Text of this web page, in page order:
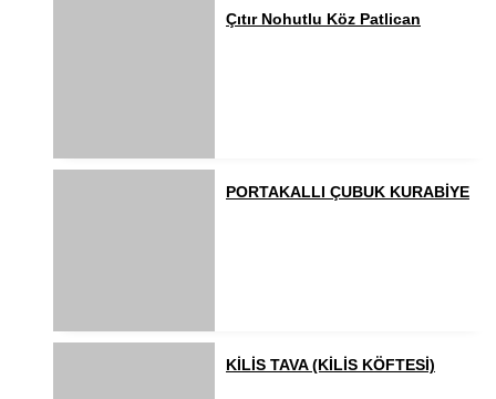
Çıtır Nohutlu Köz Patlican
PORTAKALLI ÇUBUK KURABİYE
KİLİS TAVA (KİLİS KÖFTESİ)